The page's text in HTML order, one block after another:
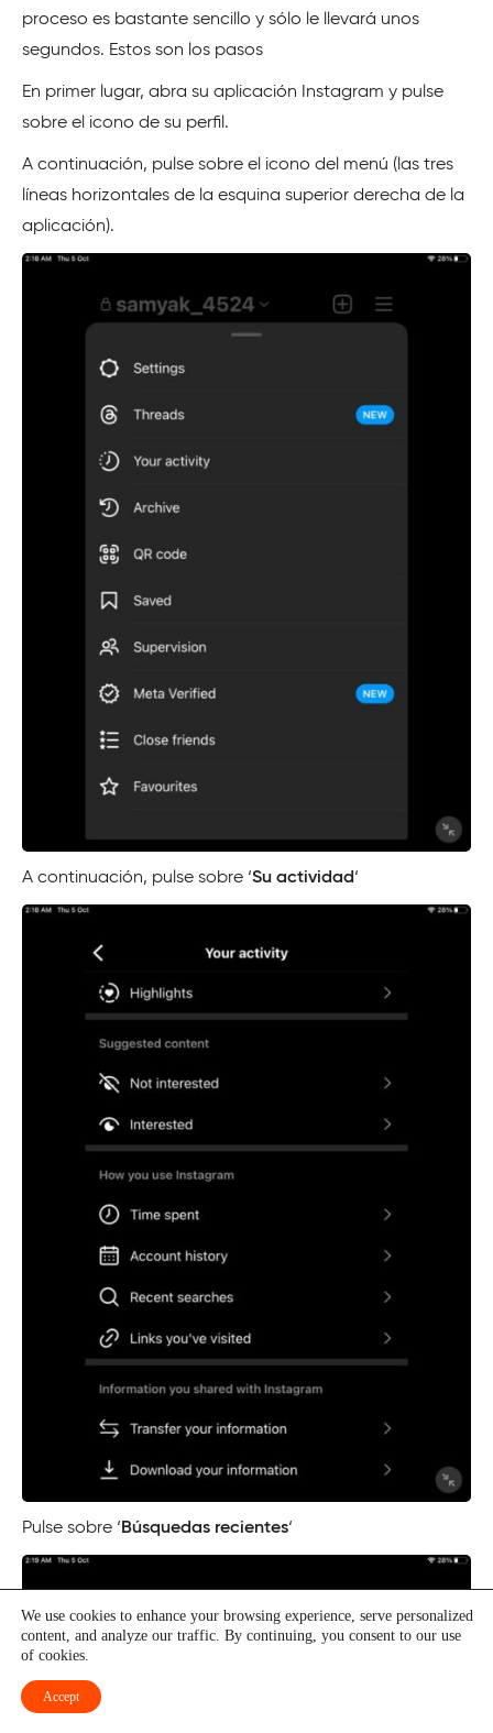
proceso es bastante sencillo y sólo le llevará unos
segundos. Estos son los pasos
En primer lugar, abra su aplicación Instagram y pulse
sobre el icono de su perfil.
A continuación, pulse sobre el icono del menú (las tres
líneas horizontales de la esquina superior derecha de la
aplicación).
A continuación, pulse sobre ‘Su actividad‘
Pulse sobre ‘ Búsquedas recientes‘
We use cookies to enhance your browsing experience, serve personalized
content, and analyze our traffic. By continuing, you consent to our use
of cookies.
Accept